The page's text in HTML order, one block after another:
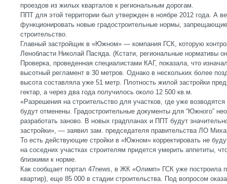
проездов из жилых кварталов к региональным дорогам.
ППТ для этой территории был утвержден в ноябре 2012 года. А
функционировать новые градостроительные нормы,
строительство.
Главный застройщик в «Южном» — компания ГСК, которую
Ленобласти Николай Пасяда. (Кстати, региональные нормативы
Проверка, проведенная специалистами КАГ, показала, что
высотный регламент в 30 метров. Однако в нескольких более
высота составляла уже 51 метр. Плотность жилой застройки
гектар, а через два года получилось около 12 500 кв.м.
«Разрешения на строительство для участков, где уже
будут отменены. Градостроительные документы для “Южного”
разработать заново. В новых градпланах и ППТ будут
застройки», — заявил зам. председателя правительства ЛО
То есть действующие стройки в «Южном» корректировать не
на соседних участках строителям придется умерить аппетиты,
близкими к норме.
Как сообщает портал 47news, в ЖК «Олимп» ГСК уже построила
квартир), еще 85 000 в стадии строительства. Под вопросом